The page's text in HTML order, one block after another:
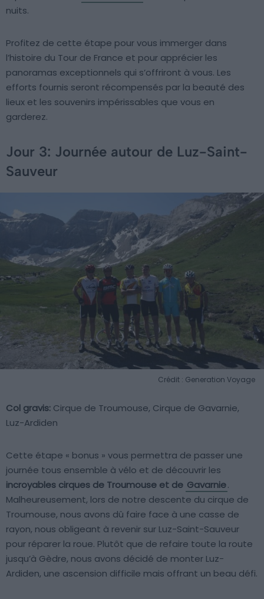
nuits.
Profitez de cette étape pour vous immerger dans
l’histoire du Tour de France et pour apprécier les
panoramas exceptionnels qui s’offriront à vous. Les
efforts fournis seront récompensés par la beauté des
lieux et les souvenirs impérissables que vous en
garderez.
Jour 3: Journée autour de Luz-Saint-
Sauveur
Crédit : Generation Voyage
Col gravis: Cirque de Troumouse, Cirque de Gavarnie,
Luz-Ardiden
Cette étape « bonus » vous permettra de passer une
journée tous ensemble à vélo et de découvrir les
incroyables cirques de Troumouse et de Gavarnie.
Malheureusement, lors de notre descente du cirque de
Troumouse, nous avons dû faire face à une casse de
rayon, nous obligeant à revenir sur Luz-Saint-Sauveur
pour réparer la roue. Plutôt que de refaire toute la route
jusqu’à Gèdre, nous avons décidé de monter Luz-
Ardiden, une ascension difficile mais offrant un beau défi.